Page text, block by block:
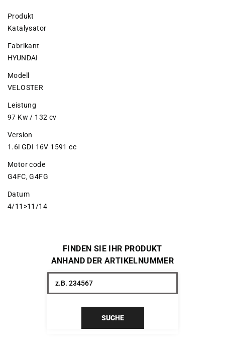
Produkt
Katalysator
Fabrikant
HYUNDAI
Modell
VELOSTER
Leistung
97 Kw / 132 cv
Version
1.6i GDI 16V 1591 cc
Motor code
G4FC, G4FG
Datum
4/11>11/14
FINDEN SIE IHR PRODUKT
ANHAND DER ARTIKELNUMMER
SUCHE